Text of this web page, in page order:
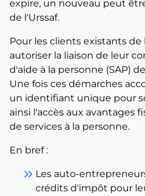
expire, un nouveau peut
de l'Urssaf.
Pour les clients existants de
autoriser la liaison de leur
d'aide à la personne (SAP)
Une fois ces démarches
un identifiant unique pour
ainsi l'accès aux avantages
de services à la personne.
En bref :
keyboard_double_arrow_right Les auto-
crédits d'impôt pour